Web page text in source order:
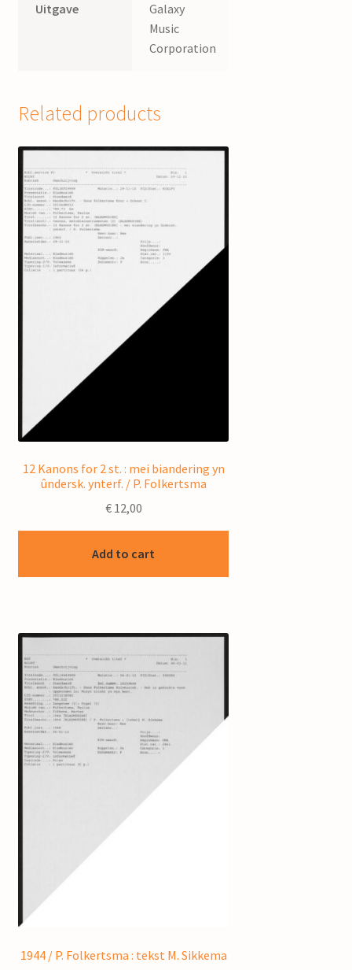
Uitgave
Galaxy
Music
Corporation
Related products
12 Kanons for 2 st. : mei biandering yn
ûndersk. ynterf. / P. Folkertsma
€12,00
Add to cart
1944 / P. Folkertsma : tekst M. Sikkema